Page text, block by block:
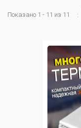
Показано 1 - 11 из 11 :